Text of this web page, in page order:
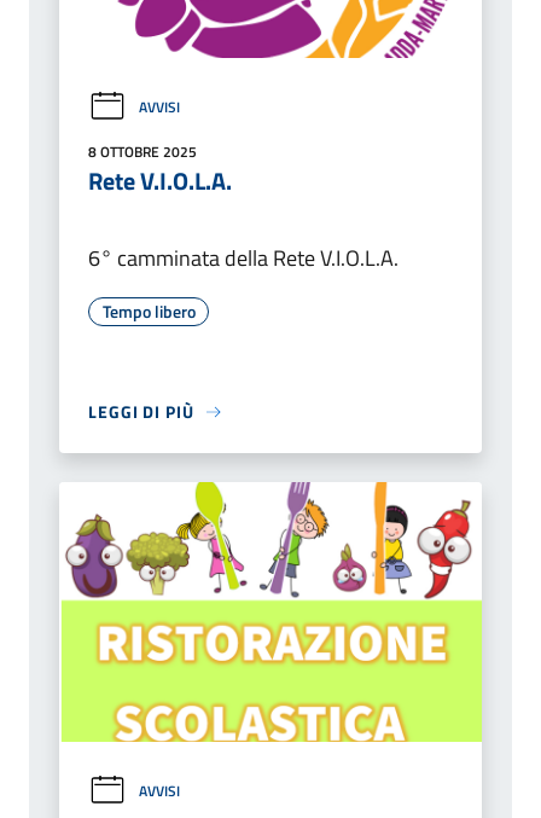
AVVISI
8 OTTOBRE 2025
Rete V.I.O.L.A.
6° camminata della Rete V.I.O.L.A.
Tempo libero
LEGGI DI PIÙ
AVVISI